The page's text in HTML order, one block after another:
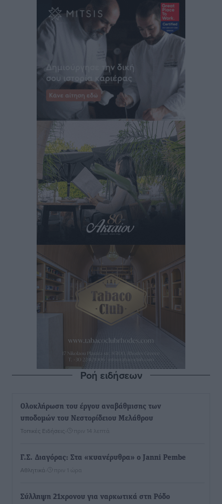
Ροή ειδήσεων
Ολοκλήρωση του έργου αναβάθμισης των
υποδομών του Νεστορίδειου Μελάθρου
Τοπικές Ειδήσεις πριν 14 λεπτά
Γ.Σ. Διαγόρας: Στα «κυανέρυθρα» ο Janni Pembe
Αθλητικά πριν 1 ώρα
Σύλληψη 21χρονου για ναρκωτικά στη Ρόδο